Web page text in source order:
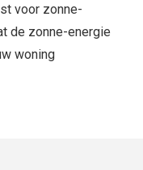
voor zonne-
de zonne-energie
woning